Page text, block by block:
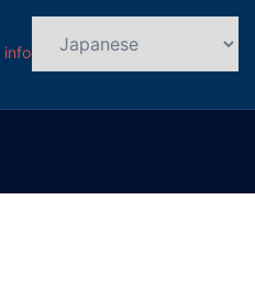
info@cloudsmart.jp